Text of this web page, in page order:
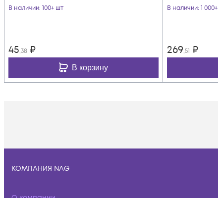
В наличии: 100+ шт
45,38 ₽
В корзину
В наличии: 1 000+
269,51 ₽
КОМПАНИЯ NAG